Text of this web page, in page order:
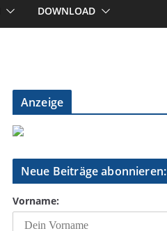
DOWNLOAD
Anzeige
Neue Beiträge abonnieren:
Vorname: